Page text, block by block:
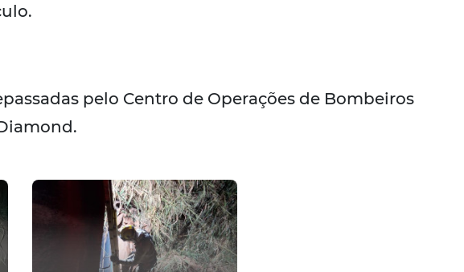
pelo Centro de Operações de Bombeiros